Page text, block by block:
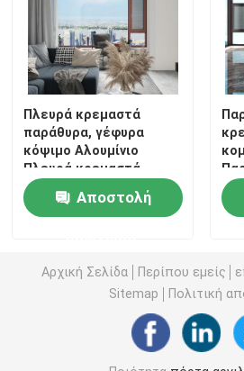
Πλευρά κρεμαστά
παράθυρα, γέφυρα
κόψιμο Αλουμίνιο
Πλευρά κρεμαστά
παράθυρα, Αλουμινίου
κράμα ΠλευράΑποστολή
Αρχική Σελίδα Περίπου εμείς
Sitemap
Πολιτική